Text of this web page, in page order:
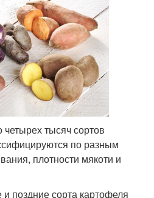
тысяч сортов
по разным
плотности мякоти и
поздние сорта картофеля